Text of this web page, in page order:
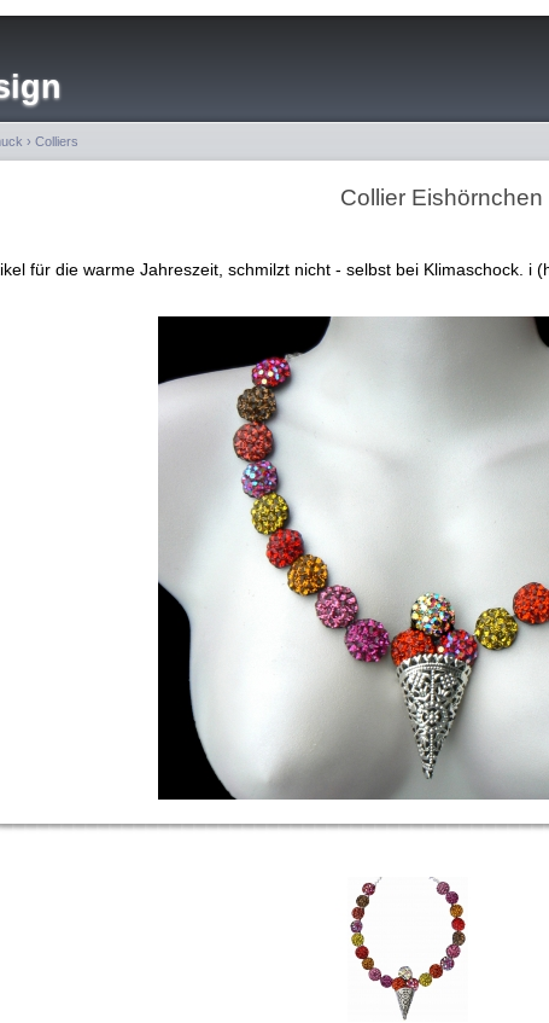
› Colliers
Collier Eishörnchen
für die warme Jahreszeit, schmilzt nicht - selbst bei Klimaschock. i